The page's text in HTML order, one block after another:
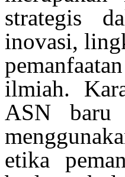
strategis
inovasi,
ilmiah.
ASN baru
etika